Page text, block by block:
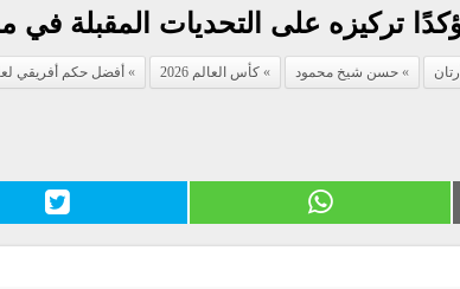
تركيزه على التحديات المقبلة في
حسن شيخ محمود كأس العالم 2026 أفضل حكم أفريقي لعام